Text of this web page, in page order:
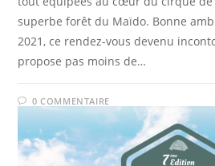
superbe forêt du Maïdo. Bonne
2021, ce rendez-vous devenu
propose pas moins de…
0 COMMENTAIRE